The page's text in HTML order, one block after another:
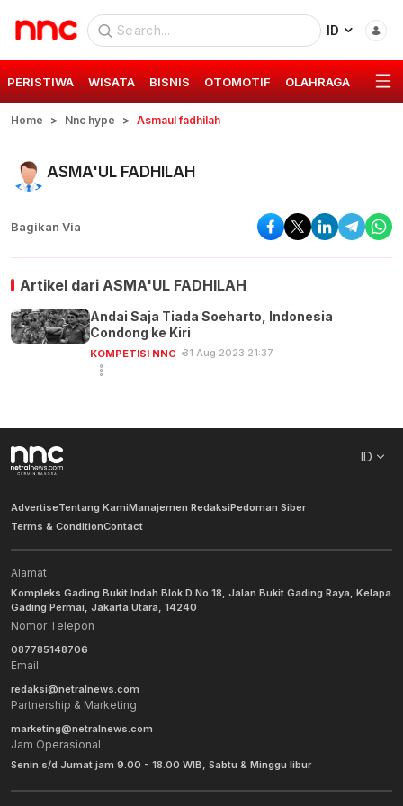
ID
PERISTIWA WISATA BISNIS OTOMOTIF OLAHRAGA GAYA
Home Nnc hype Asmaul fadhilah
ASMA'UL FADHILAH
Bagikan Via
Artikel dari ASMA'UL FADHILAH
Andai Saja Tiada Soeharto, Indonesia
Condong ke Kiri
KOMPETISI NNC 31 Aug 2023 21:37
ID
AdvertiseTentang KamiManajemen RedaksiPedoman Siber
Terms & ConditionContact
Alamat
Kompleks Gading Bukit Indah Blok D No 18, Jalan Bukit Gading Raya, Kelapa
Gading Permai, Jakarta Utara, 14240
Nomor Telepon
087785148706
Email
redaksi@netralnews.com
Partnership & Marketing
marketing@netralnews.com
Jam Operasional
Senin s/d Jumat jam 9.00 - 18.00 WIB, Sabtu & Minggu libur